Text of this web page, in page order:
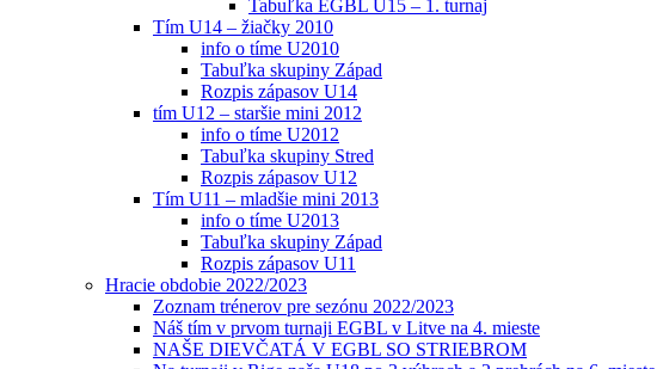
Tabuľka EGBL U15 – 1. turnaj
Tím U14 – žiačky 2010
info o tíme U2010
Tabuľka skupiny Západ
Rozpis zápasov U14
tím U12 – staršie mini 2012
info o tíme U2012
Tabuľka skupiny Stred
Rozpis zápasov U12
Tím U11 – mladšie mini 2013
info o tíme U2013
Tabuľka skupiny Západ
Rozpis zápasov U11
Hracie obdobie 2022/2023
Zoznam trénerov pre sezónu 2022/2023
Náš tím v prvom turnaji EGBL v Litve na 4. mieste
NAŠE DIEVČATÁ V EGBL SO STRIEBROM